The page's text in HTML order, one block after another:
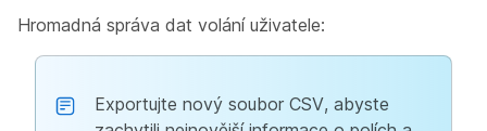
Hromadná správa dat volání uživatele:
Exportujte nový soubor CSV, abyste